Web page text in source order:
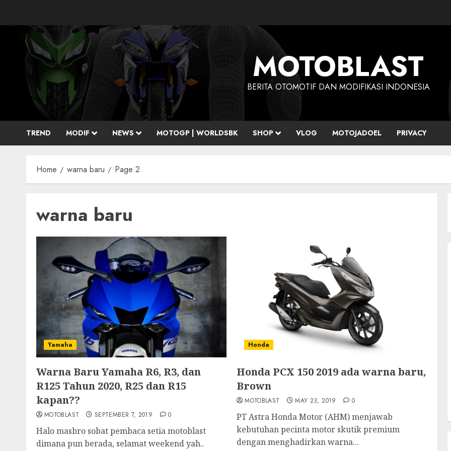
MOTOBLAST
BERITA OTOMOTIF DAN MODIFIKASI INDONESIA
TREND MODIF NEWS MOTOGP | WORLDSBK SHOP VLOG MOTOJADOEL PRIVACY
Home warna baru Page 2
warna baru
Yamaha
Warna Baru Yamaha R6, R3, dan
R125 Tahun 2020, R25 dan R15
kapan??
MOTOBLAST SEPTEMBER 7, 2019 0
Halo masbro sobat pembaca setia motoblast
dimana pun berada, selamat weekend yah..
Honda
Honda PCX 150 2019 ada warna baru,
Brown
MOTOBLAST MAY 23, 2019 0
PT Astra Honda Motor (AHM) menjawab
kebutuhan pecinta motor skutik premium
dengan menghadirkan warna...